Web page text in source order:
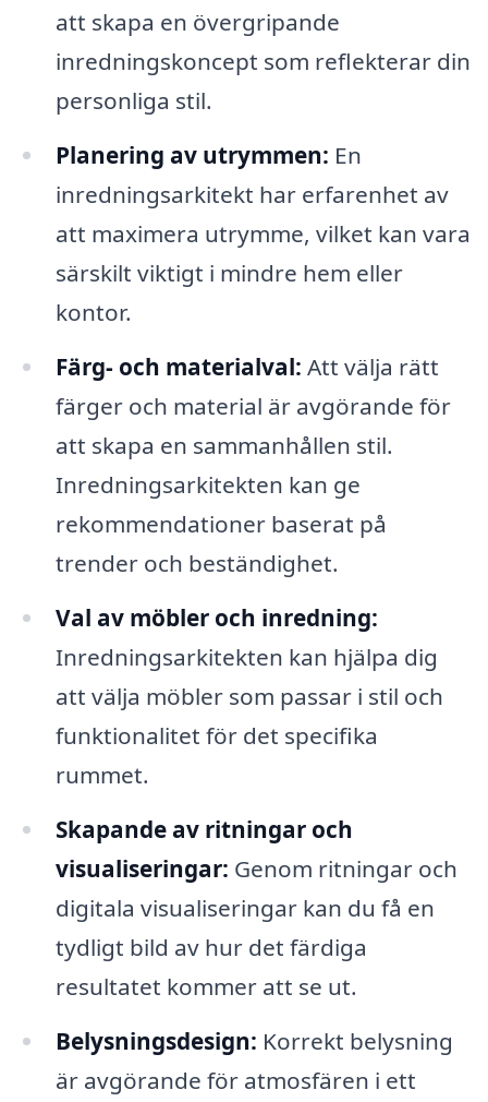
att skapa en övergripande
inredningskoncept som reflekterar din
personliga stil.
Planering av utrymmen: En
inredningsarkitekt har erfarenhet av
att maximera utrymme, vilket kan vara
särskilt viktigt i mindre hem eller
kontor.
Färg- och materialval: Att välja rätt
färger och material är avgörande för
att skapa en sammanhållen stil.
Inredningsarkitekten kan ge
rekommendationer baserat på
trender och beständighet.
Val av möbler och inredning:
Inredningsarkitekten kan hjälpa dig
att välja möbler som passar i stil och
funktionalitet för det specifika
rummet.
Skapande av ritningar och
visualiseringar: Genom ritningar och
digitala visualiseringar kan du få en
tydligt bild av hur det färdiga
resultatet kommer att se ut.
Belysningsdesign: Korrekt belysning
är avgörande för atmosfären i ett